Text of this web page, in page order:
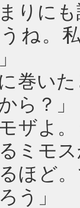
まりに
うね。
に巻い
ら？」
モザよ
ミモ
るほど
う」